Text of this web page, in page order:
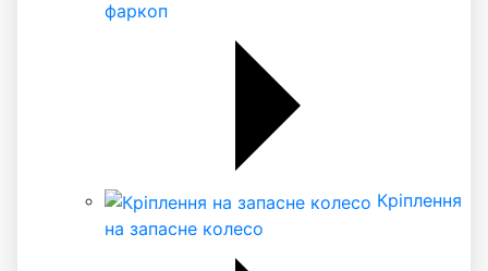
фаркоп
Кріплення
на запасне колесо